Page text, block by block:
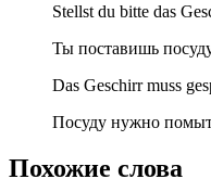
Stellst du bitte das
Ты поставишь
Das Geschirr muss
Посуду нужно
Похожие слова